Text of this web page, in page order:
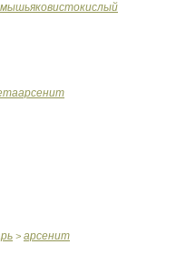
мышьяковистокислый
> арсенит